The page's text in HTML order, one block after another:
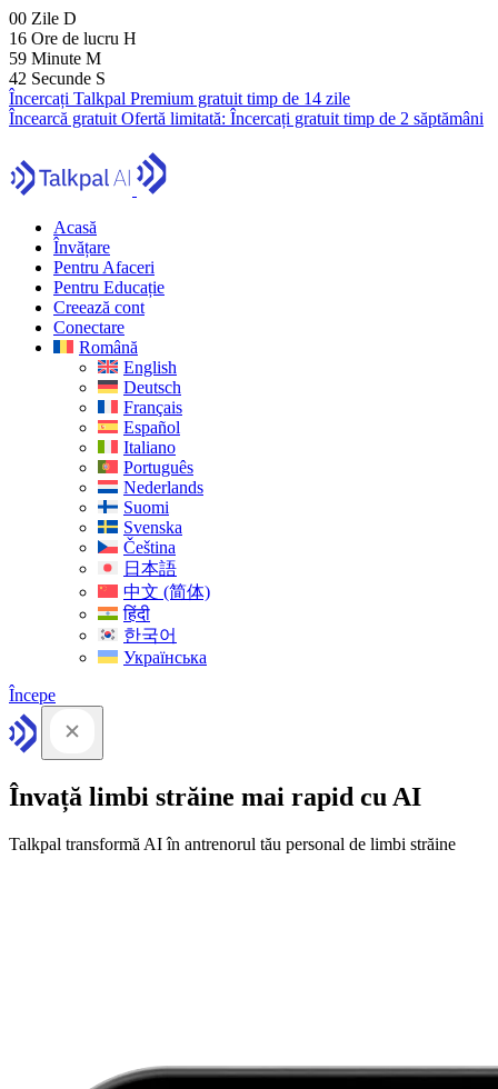
00 Zile D
16 Ore de lucru H
59 Minute M
40 Secunde S
Încercați Talkpal Premium gratuit timp de 14 zile
Încearcă gratuit Ofertă limitată: Încercați gratuit timp de 2 săptămâni
Acasă
Învățare
Pentru Afaceri
Pentru Educație
Creează cont
Conectare
Română
English
Deutsch
Français
Español
Italiano
Português
Nederlands
Suomi
Svenska
Čeština
日本語
中文 (简体)
हिंदी
한국어
Українська
Începe
Învață limbi străine mai rapid cu AI
Talkpal transformă AI în antrenorul tău personal de limbi străine